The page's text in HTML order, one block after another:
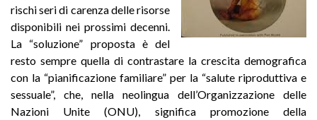
rischi seri di carenza delle risorse
disponibili nei prossimi decenni.
La “soluzione” proposta è del
resto sempre quella di contrastare la crescita demografica
con la “pianificazione familiare” per la “salute riproduttiva e
sessuale”, che, nella neolingua dell’Organizzazione delle
Nazioni Unite (ONU), significa promozione della